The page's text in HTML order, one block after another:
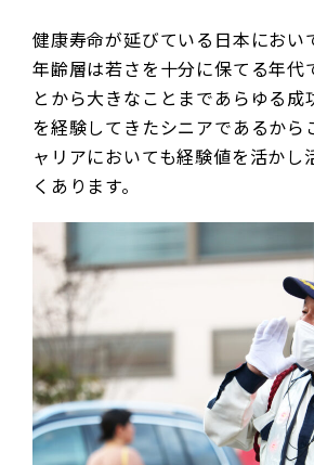
健康寿命が延びている日本におい
年齢層は若さを十分に保てる年代
とから大きなことまであらゆる成
を経験してきたシニアであるから
ャリアにおいても経験値を活かし
くあります。